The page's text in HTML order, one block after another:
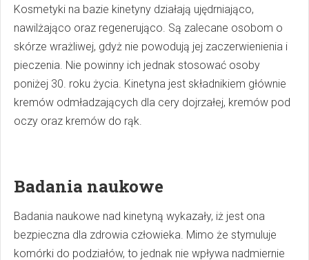
Kosmetyki na bazie kinetyny działają ujędrniająco,
nawilżająco oraz regenerująco. Są zalecane osobom o
skórze wrażliwej, gdyż nie powodują jej zaczerwienienia i
pieczenia. Nie powinny ich jednak stosować osoby
poniżej 30. roku życia. Kinetyna jest składnikiem głównie
kremów odmładzających dla cery dojrzałej, kremów pod
oczy oraz kremów do rąk.
Badania naukowe
Badania naukowe nad kinetyną wykazały, iż jest ona
bezpieczna dla zdrowia człowieka. Mimo że stymuluje
komórki do podziałów, to jednak nie wpływa nadmiernie